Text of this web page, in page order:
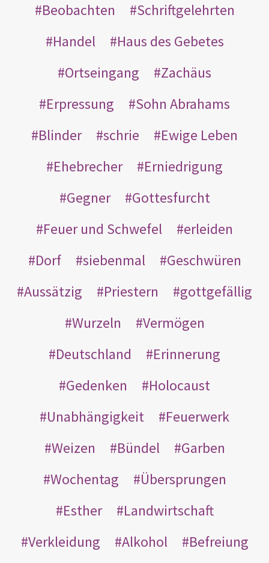
Beobachten
Schriftgelehrten
Handel
Haus des Gebetes
Ortseingang
Zachäus
Erpressung
Sohn Abrahams
Blinder
schrie
Ewige Leben
Ehebrecher
Erniedrigung
Gegner
Gottesfurcht
Feuer und Schwefel
erleiden
Dorf
siebenmal
Geschwüren
Aussätzig
Priestern
gottgefällig
Wurzeln
Vermögen
Deutschland
Erinnerung
Gedenken
Holocaust
Unabhängigkeit
Feuerwerk
Weizen
Bündel
Garben
Wochentag
Übersprungen
Esther
Landwirtschaft
Verkleidung
Alkohol
Befreiung